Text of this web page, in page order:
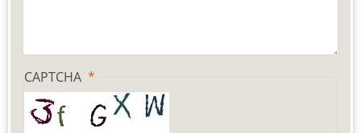
CAPTCHA